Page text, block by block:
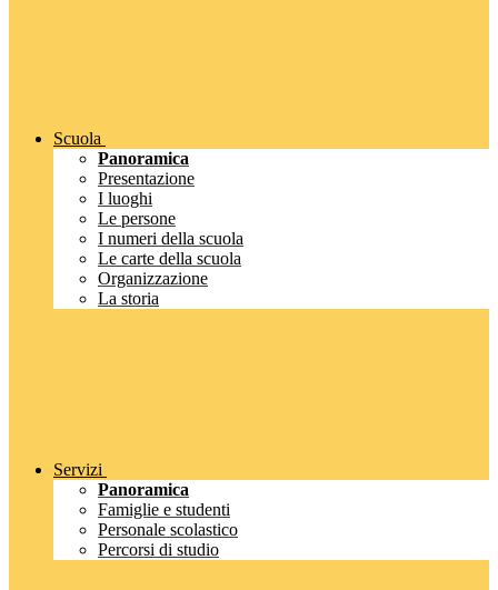
Scuola
Panoramica
Presentazione
I luoghi
Le persone
I numeri della scuola
Le carte della scuola
Organizzazione
La storia
Servizi
Panoramica
Famiglie e studenti
Personale scolastico
Percorsi di studio